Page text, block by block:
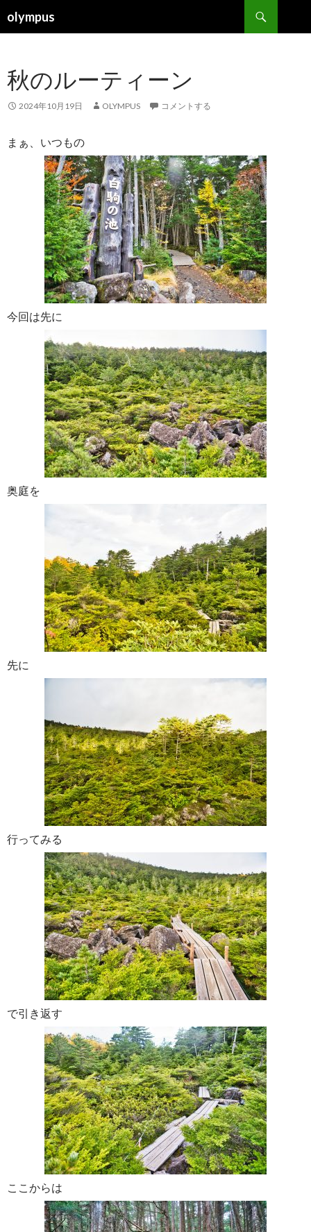
olympus
索
ン
ツ
へ
ッ
秋のルーティーン
2024年10月19日 OLYMPUS コメントする
まぁ、いつもの
今回は先に
奥庭を
先に
行ってみる
で引き返す
ここからは